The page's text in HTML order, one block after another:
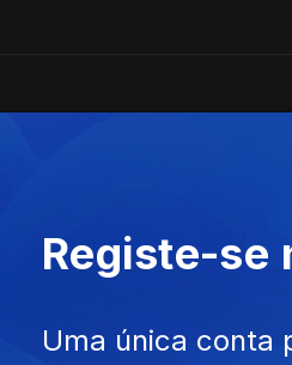
Registe-se
Uma única conta